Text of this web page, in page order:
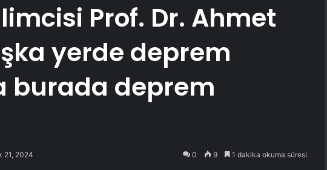
Prof. Dr. Ahmet
yerde deprem
burada deprem
21, 2024 0 9 1 dakika okuma süresi